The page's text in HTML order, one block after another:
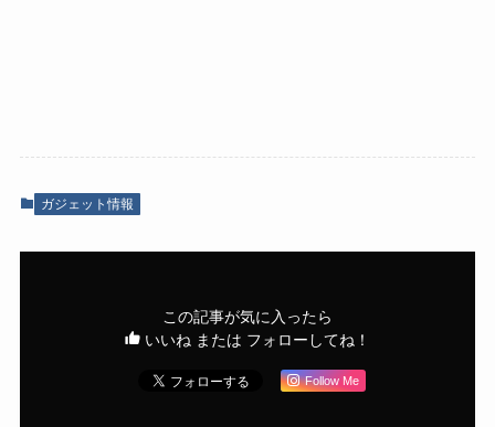
ガジェット情報
この記事が気に入ったら
いいね または フォローしてね！
Follow Me